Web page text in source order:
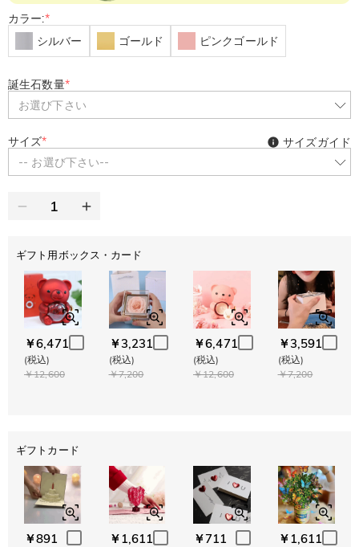
カラー:*
シルバー
ゴールド ピンクゴールド
誕生石数量*
お選び下さい
サイズ*
-- お選び下さい--
サイズガイド
ギフト用ボックス・カード
￥6,471
(税込)
￥12,600
￥3,231
(税込)
￥7,200
￥6,471
(税込)
￥12,600
￥3,591
(税込)
￥7,200
ギフトカード
￥891 ￥1,611 ￥711 ￥1,611